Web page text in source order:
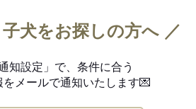
犬をお探しの方へ ／
知設定」で、 条件に合う
をメールで通知いたします💌